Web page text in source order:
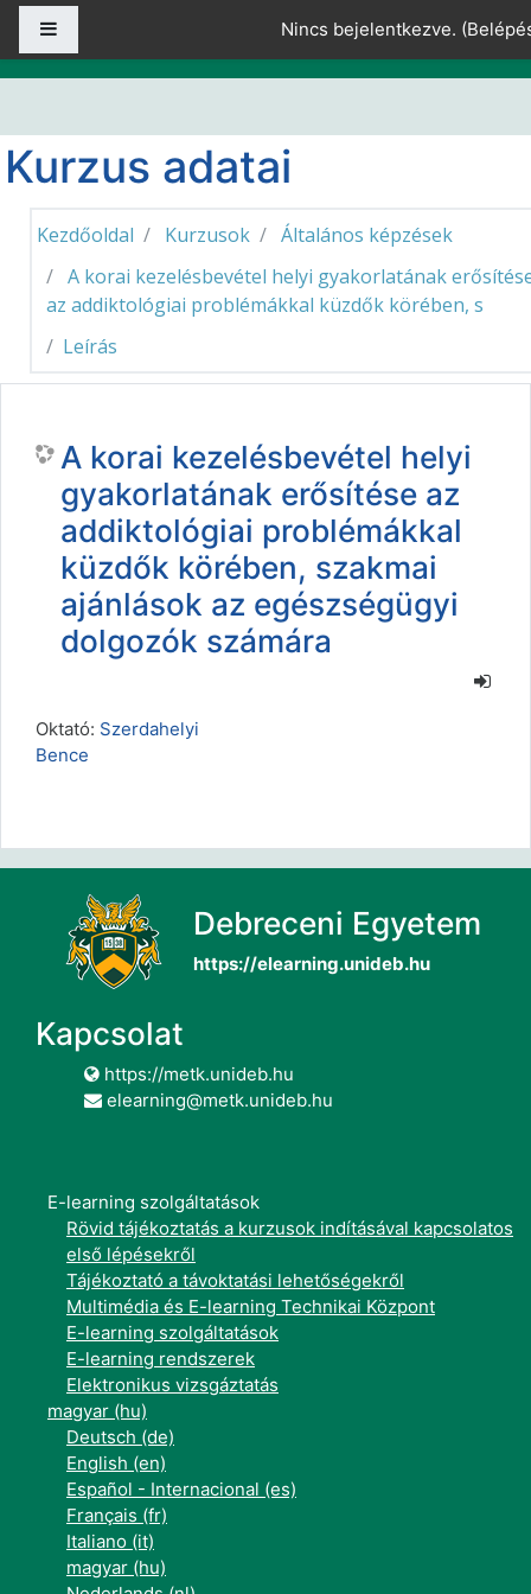
Tovább a fő tartalomhoz
Nincs bejelentkezve. (
Kurzus adatai
Kezdőoldal Kurzusok
Általános képzések
A korai kezelésbevétel helyi gyakorlatának
az addiktológiai problémákkal küzdők körében, s
Leírás
A korai kezelésbevétel helyi
gyakorlatának erősítése az
addiktológiai problémákkal
küzdők körében, szakmai
ajánlások az egészségügyi
dolgozók számára
Oktató: Szerdahelyi
Bence
Debreceni Egyetem
https://elearning.unideb.hu
Kapcsolat
https://metk.unideb.hu
elearning@metk.unideb.hu
E-learning szolgáltatások
Rövid tájékoztatás a kurzusok indításával kapcsolatos
első lépésekről
Tájékoztató a távoktatási lehetőségekről
Multimédia és E-learning Technikai Központ
E-learning szolgáltatások
E-learning rendszerek
Elektronikus vizsgáztatás
magyar ‎(hu)‎
Deutsch ‎(de)‎
English ‎(en)‎
Español - Internacional ‎(es)‎
Français ‎(fr)‎
Italiano ‎(it)‎
magyar ‎(hu)‎